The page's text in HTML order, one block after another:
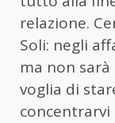
relazione.
Soli: negli
ma non
voglia di